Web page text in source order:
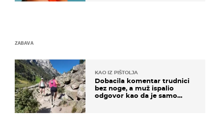
ZABAVA
KAO IZ PIŠTOLJA
Dobacila komentar trudnici
bez noge, a muž ispalio
odgovor kao da je samo